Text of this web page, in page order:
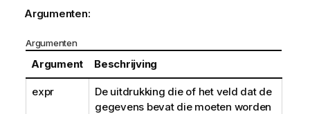
e
Argumenten:
Argumenten
Argument Beschrijving
expr
De uitdrukking die of het veld dat de
gegevens bevat die moeten worden